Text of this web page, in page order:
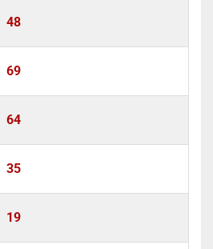
48
69
64
35
19